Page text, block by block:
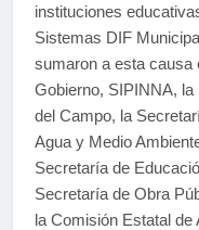
instituciones
Sistemas DIF
sumaron a esta causa
Gobierno, SIPINNA,
del Campo, la
Agua y Medio
Secretaría de
Secretaría de Obra
la Comisión Estatal